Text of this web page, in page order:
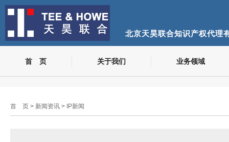
北京天昊联合知识产权代理
首 页 关于我们 业务领域
首 页 > 新闻资讯 > IP新闻